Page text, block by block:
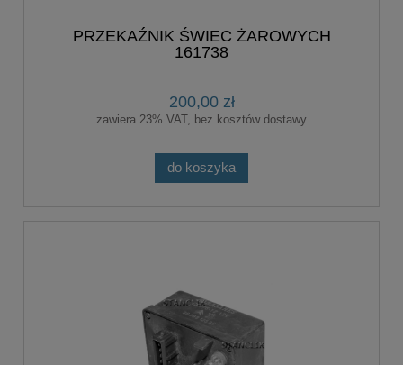
PRZEKAŹNIK ŚWIEC ŻAROWYCH
161738
200,00 zł
zawiera 23% VAT, bez kosztów dostawy
do koszyka